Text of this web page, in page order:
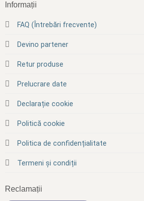
Informații
FAQ (Întrebări frecvente)
Devino partener
Retur produse
Prelucrare date
Declarație cookie
Politică cookie
Politica de confidențialitate
Termeni și condiții
Reclamații